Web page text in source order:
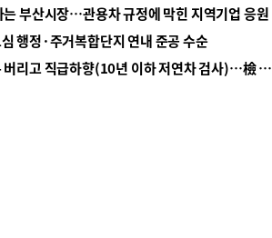
부산시장…관용차 규정에 막힌 지역기업 응원
행정·주거복합단지 연내 준공 수순
■ 검사 신분 버리고 직급하향(10년 이하 저연차 검사)…檢 중수청행 기피